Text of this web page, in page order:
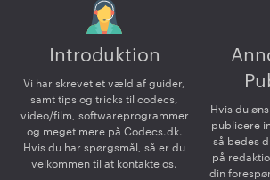
Introduktion
Vi har skrevet et væld af guider,
samt tips og tricks til codecs,
video/film, softwareprogrammer
og meget mere på Codecs.dk.
Hvis du har spørgsmål, så er du
velkommen til at kontakte os.
Hvis du
publicere
så bedes
på
din